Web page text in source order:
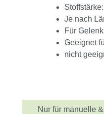
Je nach
Für
Geeignet
nicht
Nur für manuelle